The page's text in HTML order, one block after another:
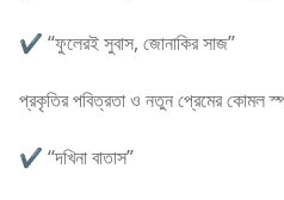
✔ “ফুলেরই সুবাস, জোনাকির সাজ”
প্রকৃতির পবিত্রতা ও নতুন প্রেমের কোমল
✔ “দখিনা বাতাস”